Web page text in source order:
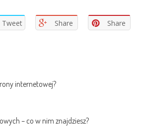
Tweet Share Share
internetowej?
– co w nim znajdziesz?